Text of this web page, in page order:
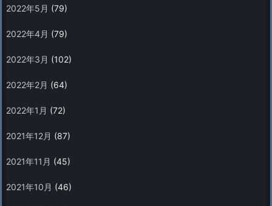
2022年5月 (79)
2022年4月 (79)
2022年3月 (102)
2022年2月 (64)
2022年1月 (72)
2021年12月 (87)
2021年11月 (45)
2021年10月 (46)